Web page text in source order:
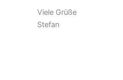
Viele Grüße
Stefan